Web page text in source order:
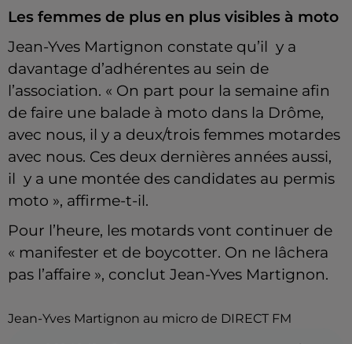
Les femmes de plus en plus visibles à moto
Jean-Yves Martignon constate qu’il y a
davantage d’adhérentes au sein de
l’association. « On part pour la semaine afin
de faire une balade à moto dans la Drôme,
avec nous, il y a deux/trois femmes motardes
avec nous. Ces deux dernières années aussi,
il y a une montée des candidates au permis
moto », affirme-t-il.
Pour l’heure, les motards vont continuer de
« manifester et de boycotter. On ne lâchera
pas l’affaire », conclut Jean-Yves Martignon.
Jean-Yves Martignon au micro de DIRECT FM